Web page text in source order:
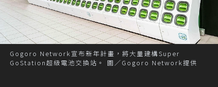
Gogoro Network宣布新年計畫，將大量建構Super
GoStation超級電池交換站。 圖／Gogoro Network提供